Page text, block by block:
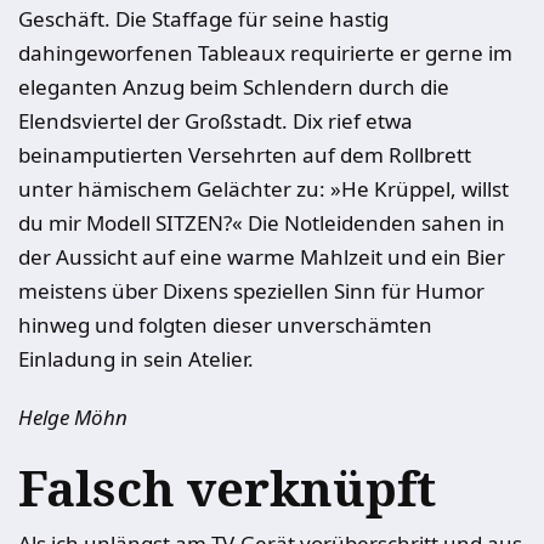
Geschäft. Die Staffage für seine hastig
dahingeworfenen Tableaux requirierte er gerne im
eleganten Anzug beim Schlendern durch die
Elendsviertel der Großstadt. Dix rief etwa
beinamputierten Versehrten auf dem Rollbrett
unter hämischem Gelächter zu: »He Krüppel, willst
du mir Modell SITZEN?« Die Notleidenden sahen in
der Aussicht auf eine warme Mahlzeit und ein Bier
meistens über Dixens speziellen Sinn für Humor
hinweg und folgten dieser unverschämten
Einladung in sein Atelier.
Helge Möhn
Falsch verknüpft